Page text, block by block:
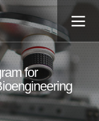
전
뉴
for